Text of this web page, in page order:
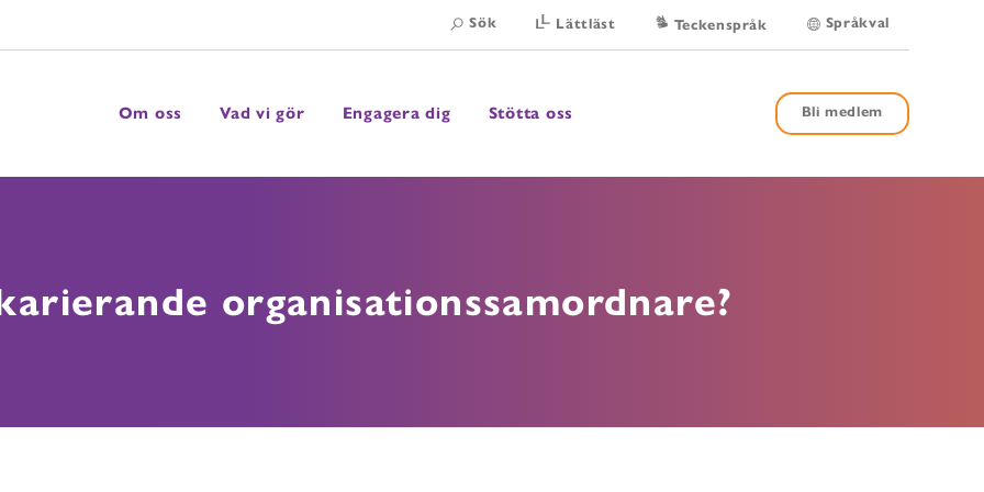
Sök Lättläst Teckenspråk Språkval
Om oss
Visa undermenyVad vi gör
Visa undermenyEngagera dig
Visa undermeny Stötta oss Bli medlem
organisationssamordnare?